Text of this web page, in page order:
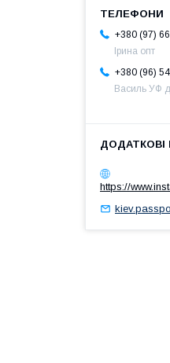
+380 (97)
Ірина опт
+380 (96)
Василь УФ
https://